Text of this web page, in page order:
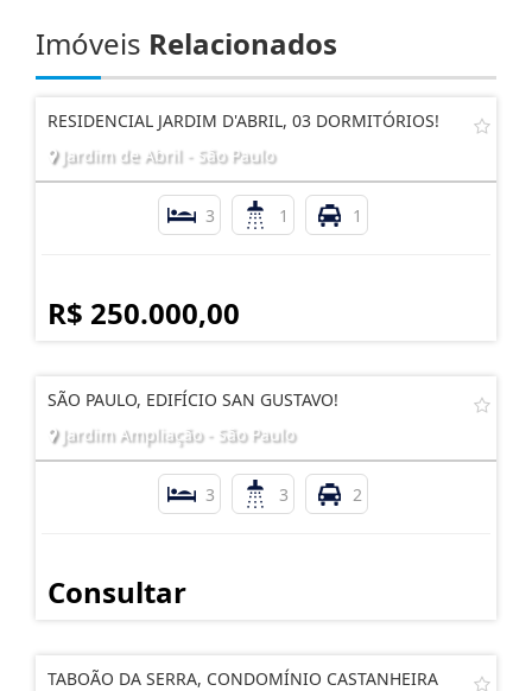
Imóveis Relacionados
RESIDENCIAL JARDIM D'ABRIL, 03 DORMITÓRIOS!
Jardim de Abril - São Paulo
3 1 1
R$ 250.000,00
SÃO PAULO, EDIFÍCIO SAN GUSTAVO!
Jardim Ampliação - São Paulo
3 3 2
Consultar
TABOÃO DA SERRA, CONDOMÍNIO CASTANHEIRA